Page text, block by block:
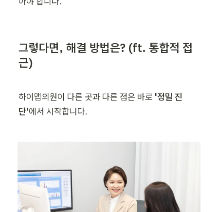
그렇다면, 해결 방법은? (ft. 통합적 접
근)
하이맵의원이 다른 곳과 다른 점은 바로 '정밀 진
단'에서 시작합니다.